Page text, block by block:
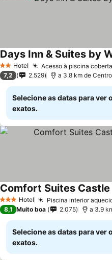
2 Estrelas
Hotel Acesso à piscina
Days Inn & Suites by
7,2 2.529 a 3.8 km de
Selecione as datas para ver
exatos.
3 EstrelasHotel Piscina interior
Comfort Suites
8,1 Muito boa 2.075 a 3.9
Selecione as datas para ver
exatos.